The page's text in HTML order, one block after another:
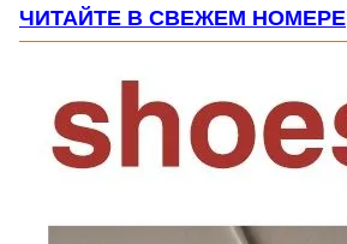
ЧИТАЙТЕ В СВЕЖЕМ НОМЕРЕ